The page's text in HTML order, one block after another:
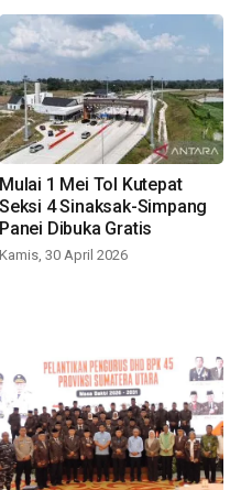
Mulai 1 Mei Tol Kutepat
Seksi 4 Sinaksak-Simpang
Panei Dibuka Gratis
Kamis, 30 April 2026